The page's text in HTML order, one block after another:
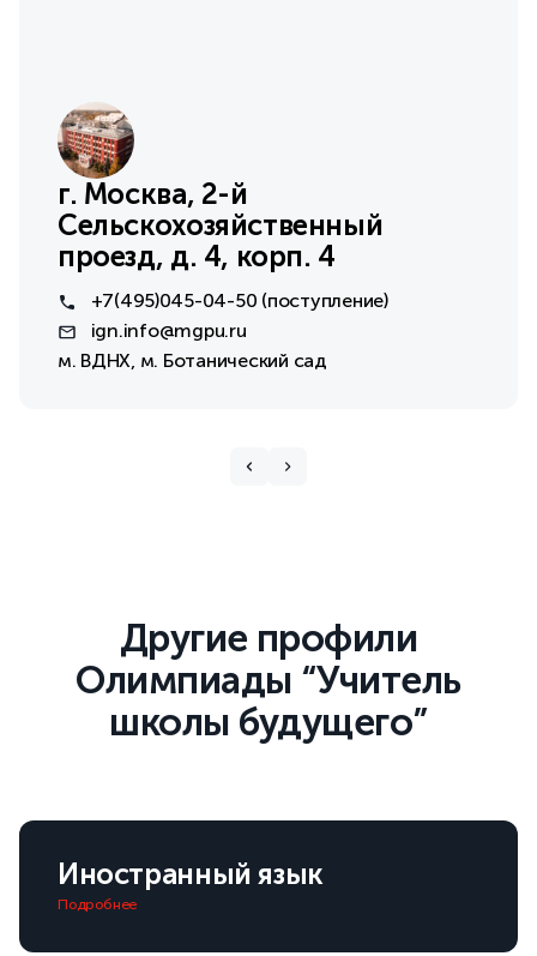
г. Москва, 2-й
Сельскохозяйственный
проезд, д. 4, корп. 4
+7(495) 045-04-50 (поступление)
ign.info@mgpu.ru
м. ВДНХ, м. Ботанический сад
Другие профили
Олимпиады “Учитель
школы будущего”
Иностранный язык
Подробнее